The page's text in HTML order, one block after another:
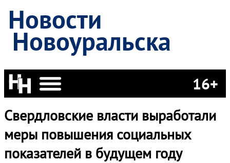
Новости
Новоуральска
16+
Свердловские власти выработали
меры повышения социальных
показателей в будущем году